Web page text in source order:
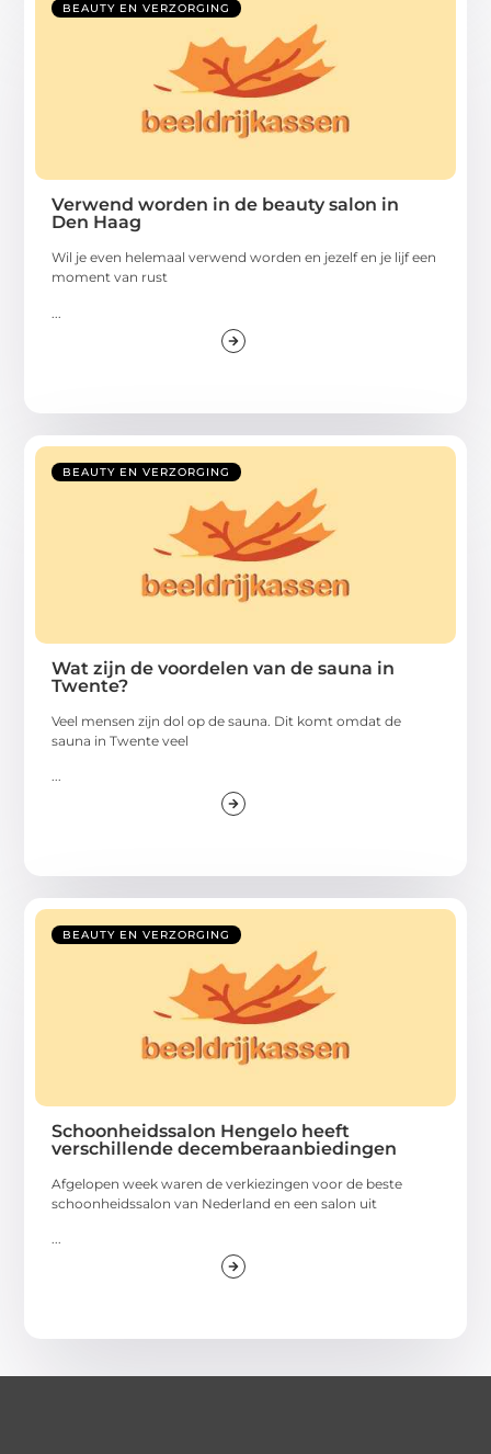
BEAUTY EN VERZORGING
Verwend worden in de beauty salon in
Den Haag
Wil je even helemaal verwend worden en jezelf en je lijf een
moment van rust
BEAUTY EN VERZORGING
Wat zijn de voordelen van de sauna in
Twente?
Veel mensen zijn dol op de sauna. Dit komt omdat de
sauna in Twente veel
BEAUTY EN VERZORGING
Schoonheidssalon Hengelo heeft
verschillende decemberaanbiedingen
Afgelopen week waren de verkiezingen voor de beste
schoonheidssalon van Nederland en een salon uit
...